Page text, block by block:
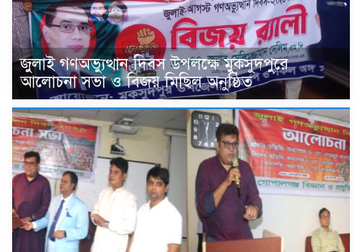
জুলাই গণঅভ্যুত্থান দিবস উপলক্ষে মুকসুদপুরে
আলোচনা সভা ও বিজয় মিছিল অনুষ্ঠিত